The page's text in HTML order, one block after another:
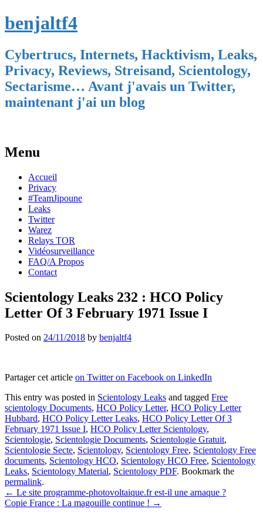
benjaltf4
Cybertrucs, Internets, Hacktivism, Leaks,
Privacy, Reviews, Streisand, Scientology,
Sectarisme… Avant j'avais un Twitter,
maintenant j'ai un blog
Menu
Skip
content
Accueil
Privacy
#TeamJipoune
Leaks
Twitter
Warez
Relays TOR
Vidéosurveillance
FAQ/A Propos
Contact
Scientology Leaks 232 : HCO Policy
Letter Of 3 February 1971 Issue I
Posted on 24/11/2018 by benjaltf4
Partager cet article on Twitter on Facebook on LinkedIn
This entry was posted in Scientology Leaks and tagged Free
scientology Documents, HCO Policy Letter, HCO Policy Letter
Hubbard, HCO Policy Letter Leaks, HCO Policy Letter Of 3
February 1971 Issue I, HCO Policy Letter Scientology,
Scientologie, Scientologie Documents, Scientologie Gratuit,
Scientologie Secte, Scientology, Scientology Free, Scientology Free
documents, Scientology HCO, Scientology HCO Free, Scientology
Leaks, Scientology Material, Scientology PDF. Bookmark the
permalink.
Post
navigation
← Le site programme-photovoltaique.fr est-il une arnaque ?
Copie France : La magouille continue ! →